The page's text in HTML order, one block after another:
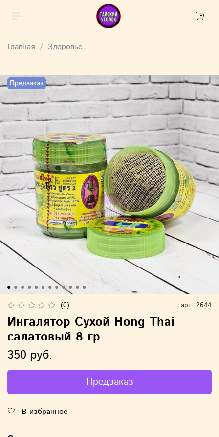
Главная Здоровье
Предзаказ
(0) арт. 2644
Ингалятор Сухой Hong Thai
салатовый 8 гр
350 руб.
Предзаказ
В избранное